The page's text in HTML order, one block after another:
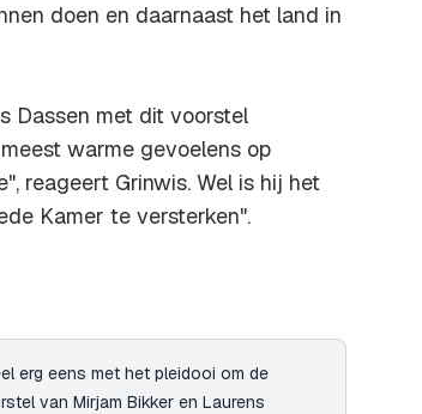
doen en daarnaast het land in
Dassen met dit voorstel
warme gevoelens op
reageert Grinwis. Wel is hij het
Kamer te versterken".
erg eens met het pleidooi om de
van Mirjam Bikker en Laurens